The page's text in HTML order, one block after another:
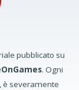
pubblicato su
. Ogni
è severamente